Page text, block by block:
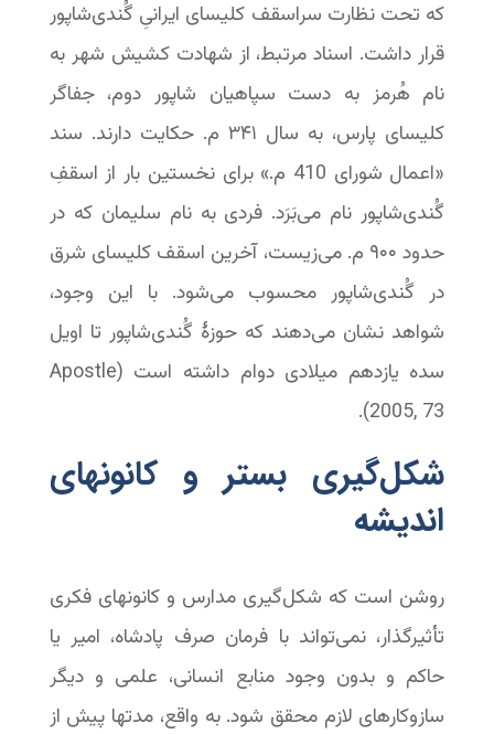
که تحت نظارت سراسقف کلیسای ایرانیِ گُندی‌شاپور
قرار داشت. اسناد مرتبط، از شهادت کشیش شهر به
نام هُرمز به دست سپاهیان شاپور دوم، جفاگر
کلیسای پارس، به سال ۳۴۱ م. حکایت دارند. سند
«اعمال شورای 410 م.» برای نخستین بار از اسقفِ
گُندی‌شاپور نام می‌بَرَد. فردی به نام سلیمان که در
حدود ۹۰۰ م. می‌زیست، آخرین اسقف کلیسای شرق
در گُندی‌شاپور محسوب می‌شود. با این وجود،
شواهد نشان می‌دهند که حوزهٔ گُندی‌شاپور تا اویل
سده یازدهم میلادی دوام داشته است (Apostle
2005, 73).
شکل‌گیری بستر و کانونهای
اندیشه‬‬‬‬‬‬‬‬‬‬‬
روشن است که شکل‌گیری مدارس و کانونهای فکری
تأثیرگذار، نمی‌تواند با فرمان صرف پادشاه، امیر یا
حاکم و بدون وجود منابع انسانی، علمی و دیگر
سازوکارهای لازم محقق شود. به واقع، مدتها پیش از